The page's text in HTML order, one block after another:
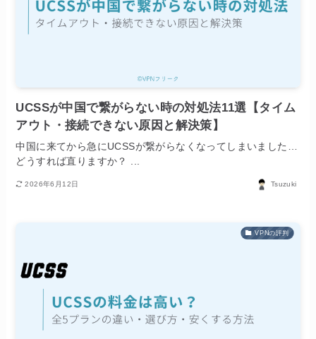
UCSSが中国で繋がらない時の対処法11選【タイム
アウト・接続できない原因と解決策】
中国に来てから急にUCSSが繋がらなくなってしまいました…
どうすれば直りますか？ ...
2026年6月12日 Tsuzuki
VPNの評判